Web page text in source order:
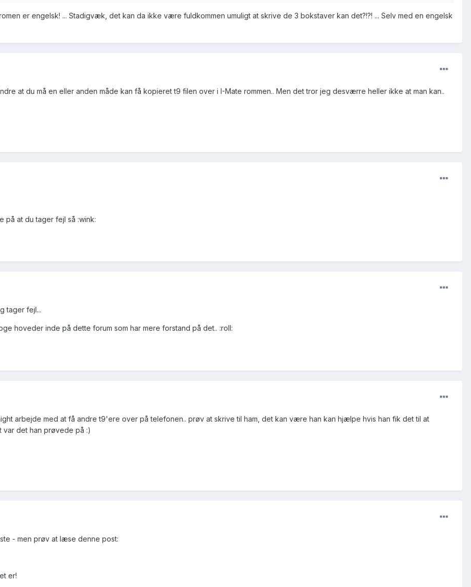
er engelsk! ... Stadigvæk, det kan da ikke være fuldkommen umuligt at skrive de 3 bokstaver kan det?!?! ... Selv med en engelsk
at du må en eller anden måde kan få kopieret t9 filen over i I-Mate rommen.. Men det tror jeg desværre heller ikke at man kan..
på at du tager fejl så :wink:
tager fejl...
hoveder inde på dette forum som har mere forstand på det.. :roll:
arbejde med at få andre t9'ere over på telefonen.. prøv at skrive til ham, det kan være han kan hjælpe hvis han fik det til at
det han prøvede på :)
- men prøv at læse denne post:
er!